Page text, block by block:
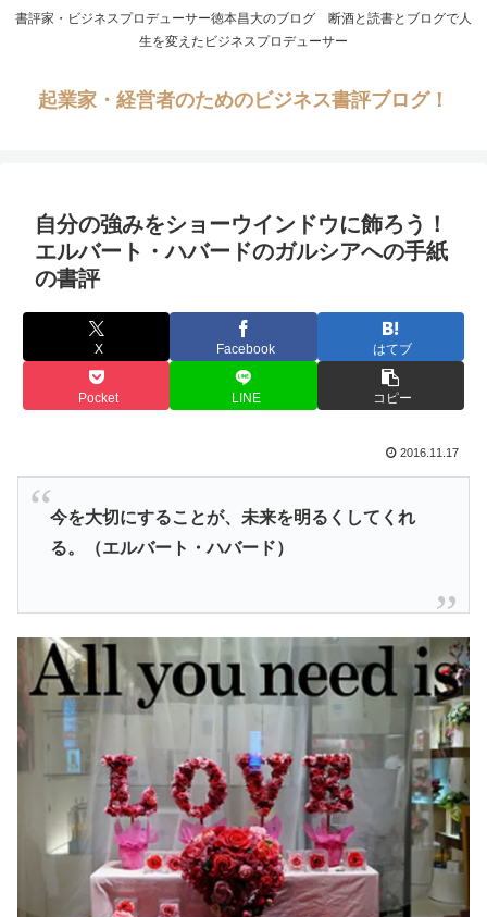
書評家・ビジネスプロデューサー徳本昌大のブログ 断酒と読書とブログで人
生を変えたビジネスプロデューサー
起業家・経営者のためのビジネス書評ブログ！
自分の強みをショーウインドウに飾ろう！
エルバート・ハバードのガルシアへの手紙
の書評
X Facebook はてブ
Pocket LINE コピー
2016.11.17
今を大切にすることが、未来を明るくしてくれ
る。（エルバート・ハバード）